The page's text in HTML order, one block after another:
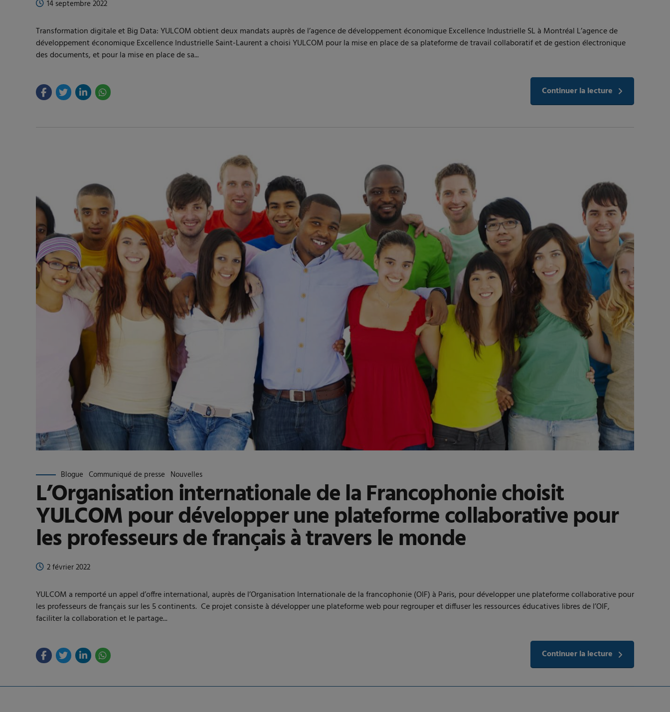
14 septembre 2022
Transformation digitale et Big Data: YULCOM obtient deux mandats auprès de l’agence de développement économique Excellence Industrielle SL à Montréal L’agence de
développement économique Excellence Industrielle Saint-Laurent a choisi YULCOM pour la mise en place de sa plateforme de travail collaboratif et de gestion électronique
des documents, et pour la mise en place de sa...
Continuer la lecture
Blogue Communiqué de presse Nouvelles
L’Organisation internationale de la Francophonie choisit
YULCOM pour développer une plateforme collaborative pour
les professeurs de français à travers le monde
2 février 2022
YULCOM a remporté un appel d’offre international, auprès de l’Organisation Internationale de la francophonie (OIF) à Paris, pour développer une plateforme collaborative pour
les professeurs de français sur les 5 continents. Ce projet consiste à développer une plateforme web pour regrouper et diffuser les ressources éducatives libres de l’OIF,
faciliter la collaboration et le partage...
Continuer la lecture